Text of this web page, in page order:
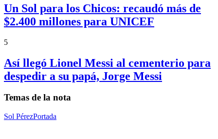
Un Sol para los Chicos: recaudó más de
$2.400 millones para UNICEF
5
Así llegó Lionel Messi al cementerio para
despedir a su papá, Jorge Messi
Temas de la nota
Sol PérezPortada